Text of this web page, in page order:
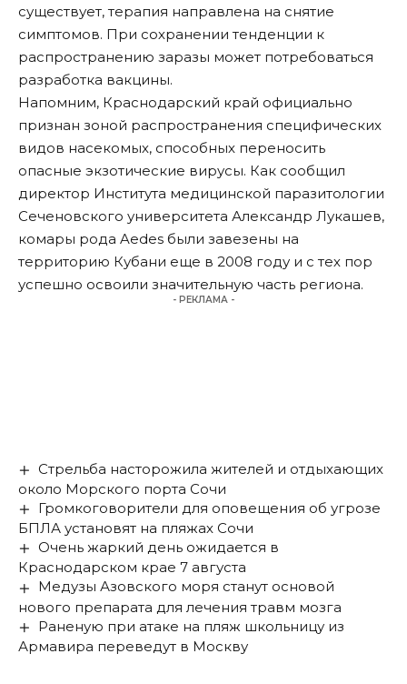
существует, терапия направлена на снятие
симптомов. При сохранении тенденции к
распространению заразы может потребоваться
разработка вакцины.
Напомним, Краснодарский край официально
признан зоной распространения специфических
видов насекомых, способных переносить
опасные экзотические вирусы. Как сообщил
директор Института медицинской паразитологии
Сеченовского университета Александр Лукашев,
комары рода Aedes были завезены на
территорию Кубани еще в 2008 году и с тех пор
успешно освоили значительную часть региона.
- РЕКЛАМА -
Стрельба насторожила жителей и отдыхающих
около Морского порта Сочи
Громкоговорители для оповещения об угрозе
БПЛА установят на пляжах Сочи
Очень жаркий день ожидается в
Краснодарском крае 7 августа
Медузы Азовского моря станут основой
нового препарата для лечения травм мозга
Раненую при атаке на пляж школьницу из
Армавира переведут в Москву